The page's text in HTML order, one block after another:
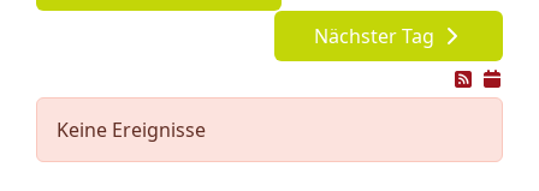
Nächster Tag
Keine Ereignisse